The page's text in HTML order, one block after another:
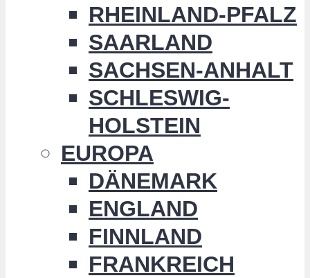
RHEINLAND-PFALZ
SAARLAND
SACHSEN-ANHALT
SCHLESWIG-
HOLSTEIN
EUROPA
DÄNEMARK
ENGLAND
FINNLAND
FRANKREICH